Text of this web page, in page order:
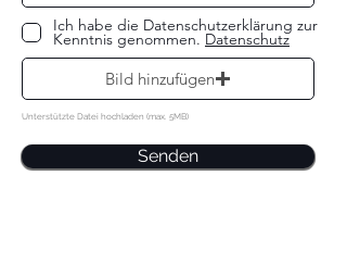
Ich habe die Datenschutzerklärung zur
Kenntnis genommen. Datenschutz
Bild hinzufügen
Unterstützte Datei hochladen (max. 5MB)
Senden